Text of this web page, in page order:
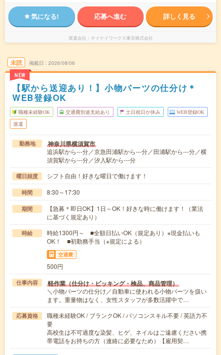
気になる! 応募へ進む 詳しく見る
派遣会社 テイケイワークス東京株式会社
未読
NEW
掲載日 2026/08/06
【駅から送迎あり！】小物パーツの仕分け＊
WEB登録OK
職種未経験OK 交通費別途支給あり 土日祝日が休み WEB登録OK
派遣
勤務地 神奈川県横須賀市
追浜駅から---分／京急田浦駅から---分／田浦駅から---分／横
須賀駅から---分／汐入駅から---分
曜日頻度 シフト自由！好きな曜日で働けます！
時間 8:30～17:30
期間
【急募＊即日OK】1日～OK！好きな時に働けます！（業法
に基づく規定あり）
時給
時給1300円～ ■全額日払いOK（規定あり）※現金払いも
OK！ ■初勤務手当（※規定による）
交通費
500円
仕事内容 軽作業（仕分け・ピッキング・検品、商品管理）
＼小物パーツの仕分け／自動車に使われる小物パーツを扱い
ます。重量物はなく、女性スタッフが多数活躍中で…
応募資格
職種未経験OK / ブランクOK / パソコンスキル不要 / 英語力不
要
高校生は不可過度な染髪、ヒゲ、ネイルはご遠慮ください携
帯電話をお持ちの方（連絡に必要なため）【雇用契…